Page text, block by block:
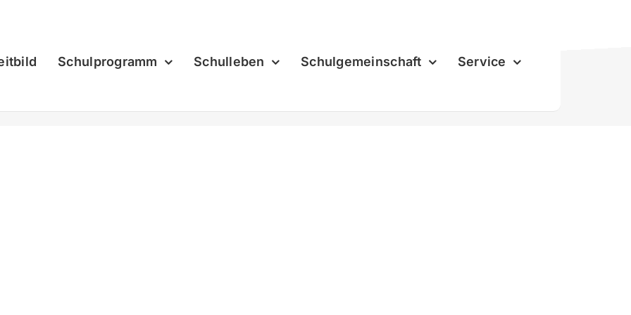
Schulprogramm Schulleben Schulgemeinschaft Service